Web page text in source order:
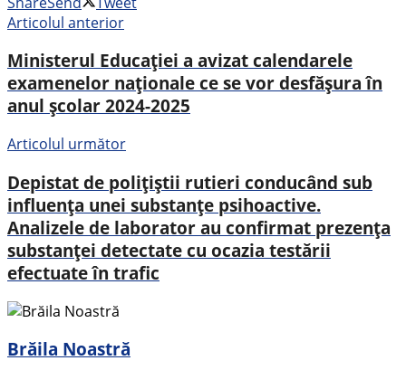
Articolul anterior
Ministerul Educației a avizat calendarele
examenelor naționale ce se vor desfășura în
anul școlar 2024-2025
Articolul următor
Depistat de polițiștii rutieri conducând sub
influența unei substanțe psihoactive.
Analizele de laborator au confirmat prezența
substanței detectate cu ocazia testării
efectuate în trafic
Brăila Noastră